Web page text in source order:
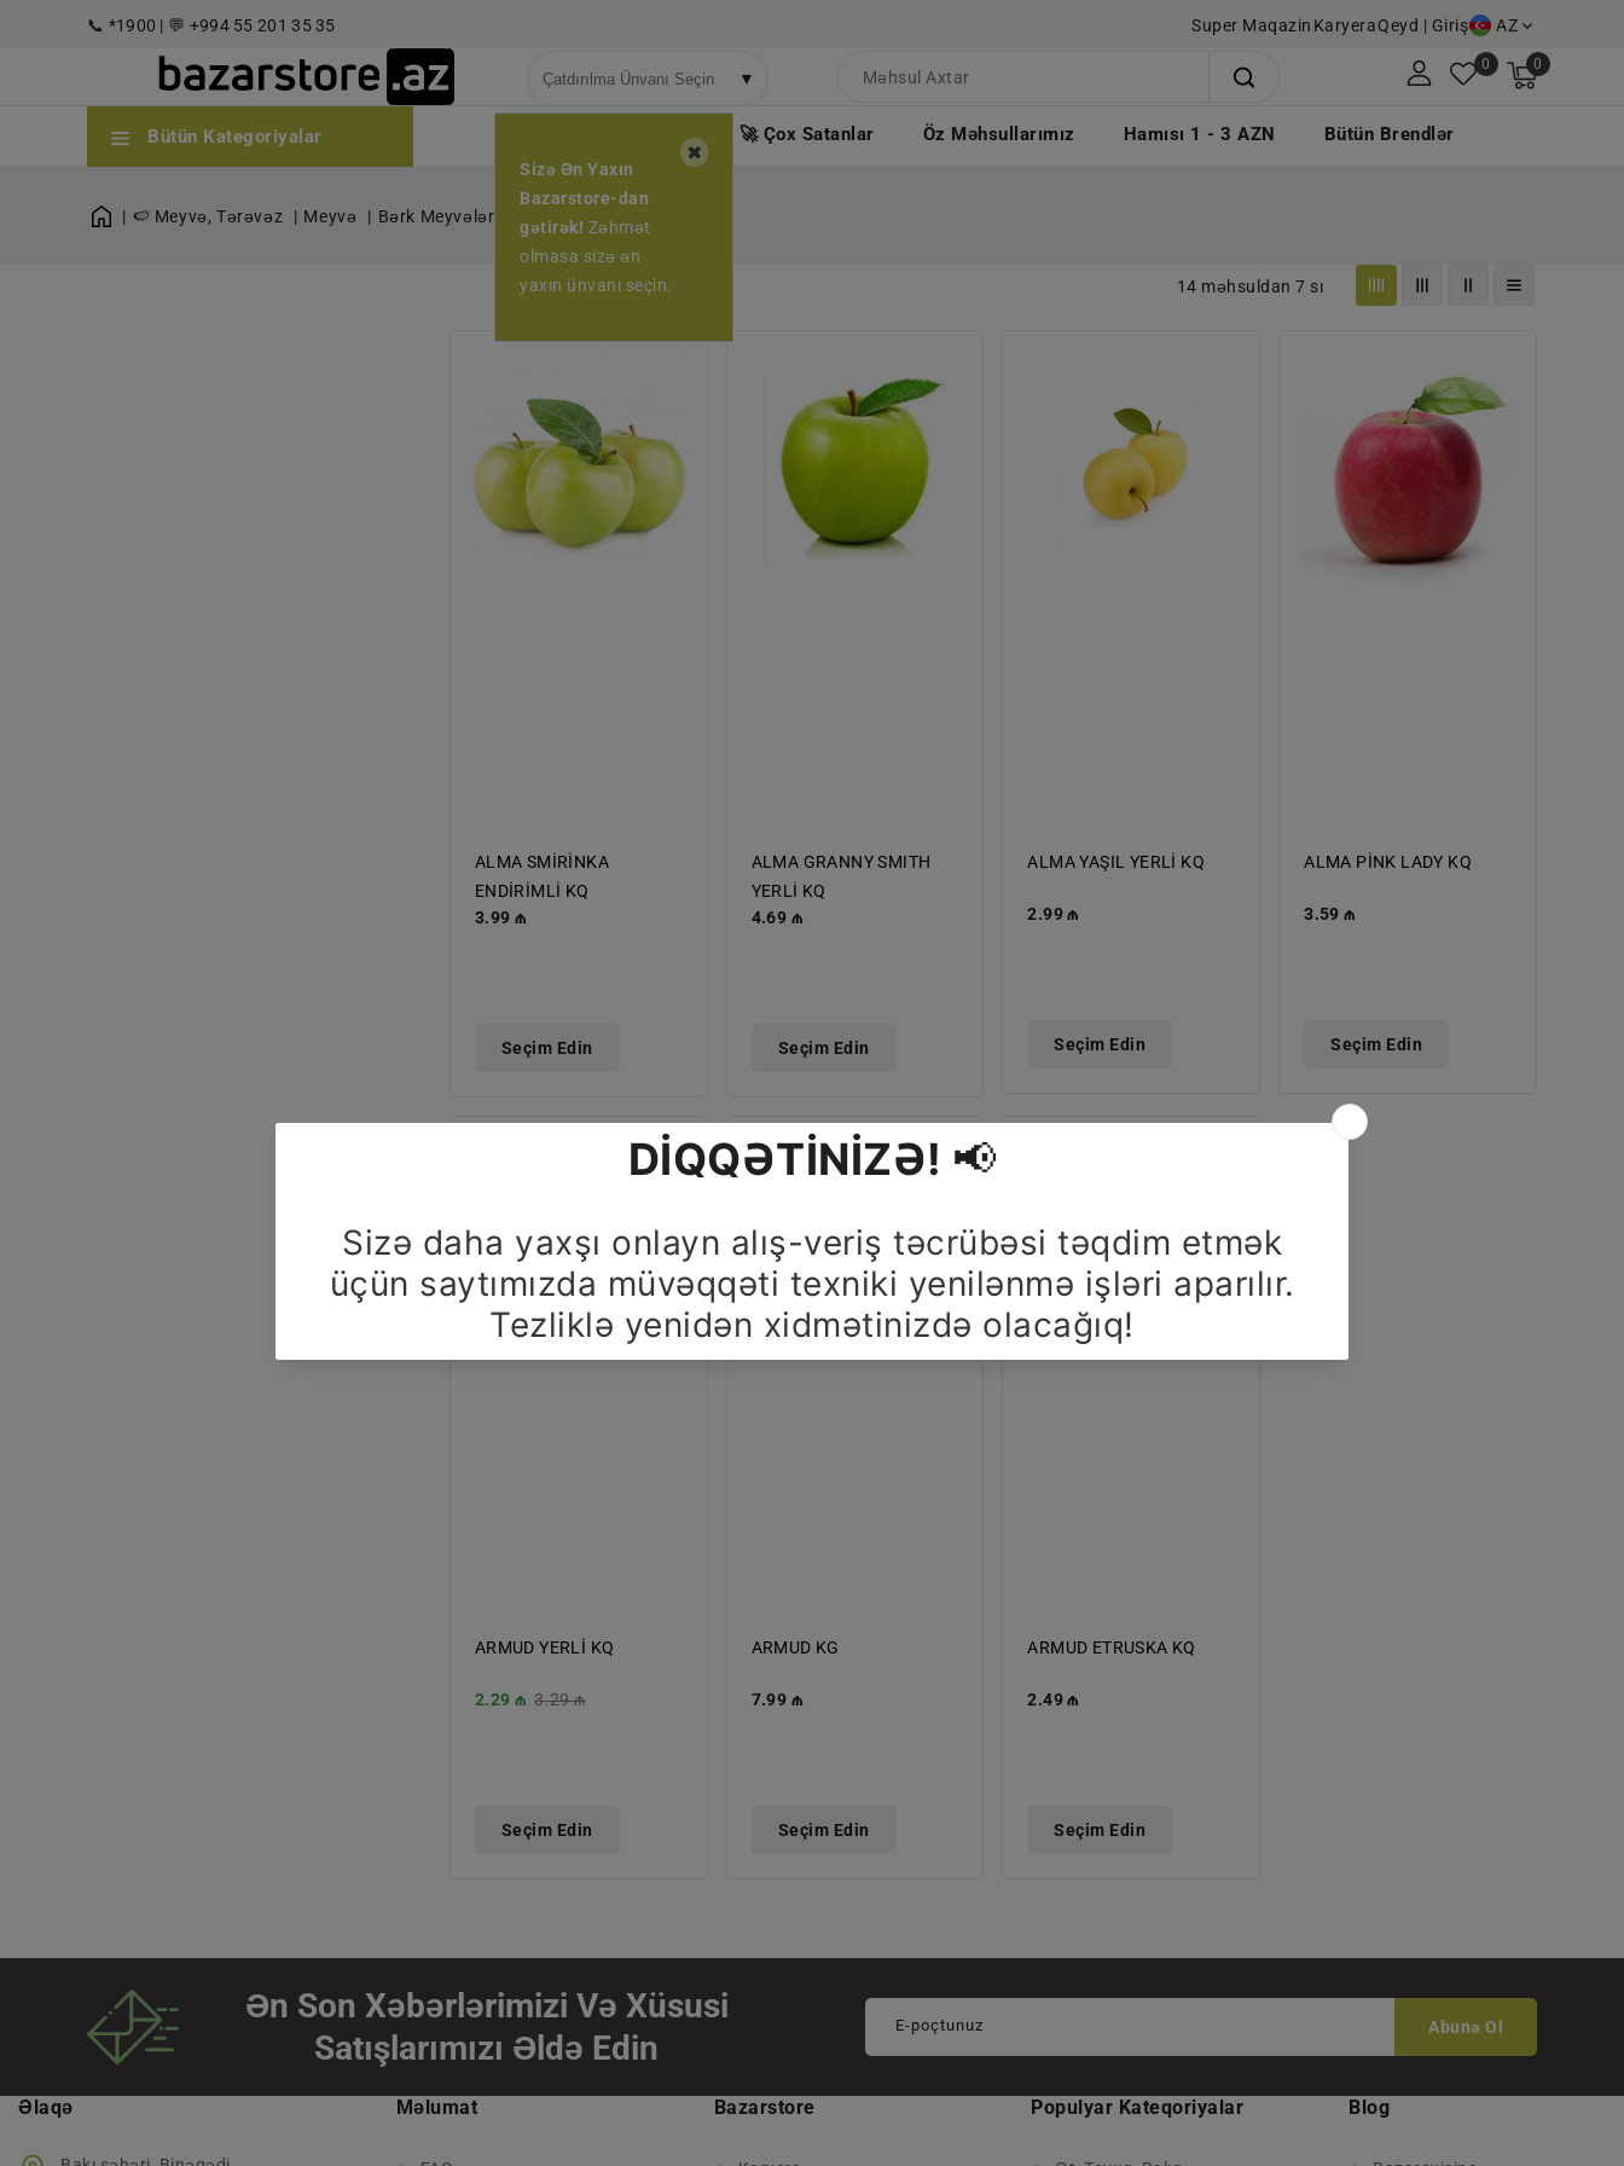
📞 *1900 | 💬 +994 55 201 35 35 Super Maqazin KaryeraQeyd | Giriş AZ
▼
Sizə Ən Yaxın
Bazarstore-dan
gətirək! Zəhmət
olmasa sizə ən
yaxın ünvanı seçin.
0 0
Bütün Kategoriyalar 🏷️ Endirimli Məhsullar 🚀 Çox Satanlar Öz Məhsullarımız Hamısı 1 - 3 AZN Bütün Brendlər
🍉 Meyvə, Tərəvəz Meyvə Bərk Meyvələr | Bərk Meyvələr
14 məhsuldan 7 sı
ALMA
ENDİRİMLİ
KQ
ALMA SMİRİNKA
ENDİRİMLİ KQ
Normal
3.99 ₼
Seçim Edin
SMITH
YERLİ
ALMA GRANNY SMITH
YERLİ KQ
Normal
4.69 ₼
Seçim Edin
KQ
ALMA YAŞIL YERLİ KQ
Normal
2.99 ₼
Seçim Edin
PİNK
LADY
KQ
ALMA PİNK LADY KQ
Normal
3.59 ₼
Seçim Edin
ARMUD YERLİ KQ
Endirimli
2.29 ₼ Normal
3.29 ₼
Seçim Edin
ARMUD
KG
ARMUD KG
Normal
7.99 ₼
Seçim Edin
ARMUD ETRUSKA KQ
Normal
2.49 ₼
Seçim Edin
Ən Son Xəbərlərimizi Və Xüsusi
Satışlarımızı Əldə Edin
E-poçtunuz Abunə Ol
Əlaqə Məlumat Bazarstore Populyar Kateqoriyalar Blog